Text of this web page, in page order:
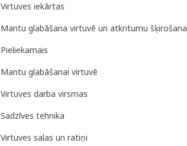
Virtuves iekārtas
Mantu glabāšana virtuvē un atkritumu šķirošana
Pieliekamais
Mantu glabāšanai virtuvē
Virtuves darba virsmas
Sadzīves tehnika
Virtuves salas un ratiņi